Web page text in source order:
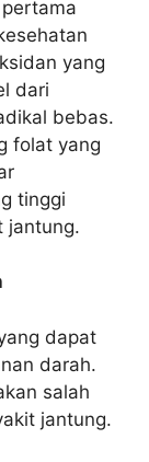
yang
dari
bebas.
folat yang
tinggi
jantung.
dapat
darah.
salah
jantung.